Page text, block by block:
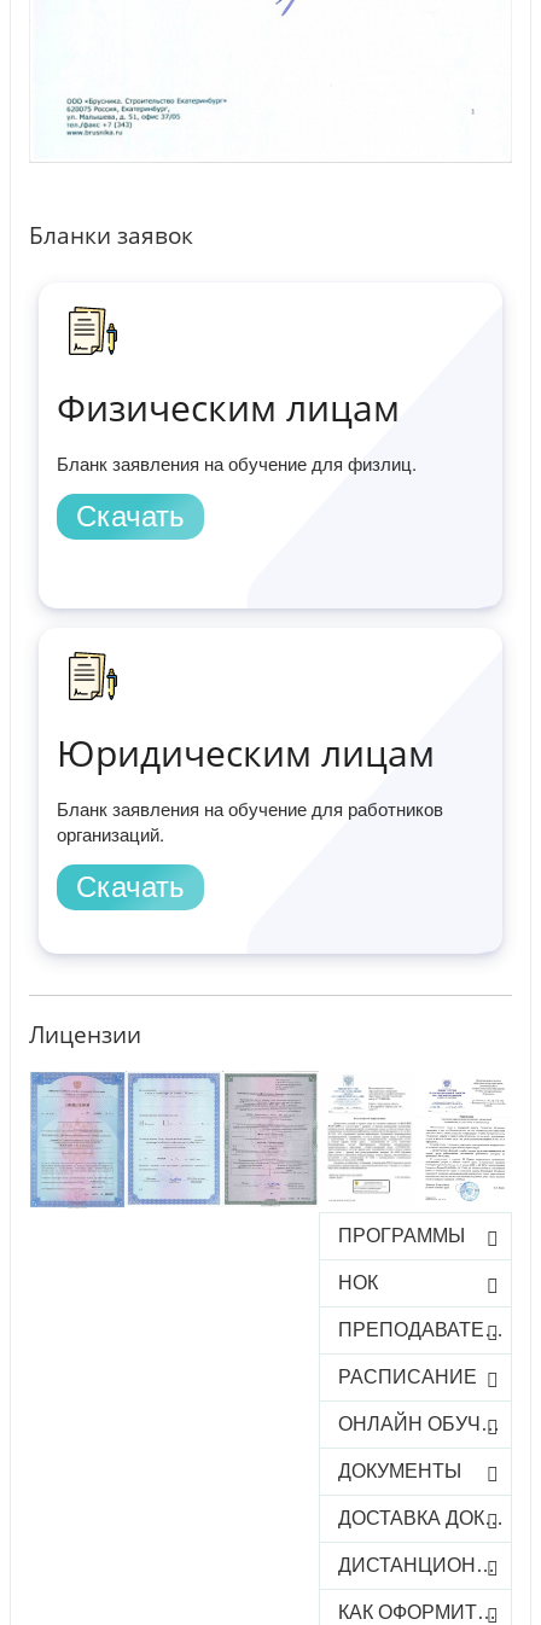
Бланки заявок
Физическим лицам
Бланк заявления на обучение для физлиц.
Скачать
Юридическим лицам
Бланк заявления на обучение для работников
организаций.
Скачать
Лицензии
ПРОГРАММЫ
НОК
ПРЕПОДАВАТЕЛИ
РАСПИСАНИЕ
ОНЛАЙН ОБУЧЕНИЕ
ДОКУМЕНТЫ
ДОСТАВКА ДОКУМЕНТОВ
ДИСТАНЦИОННОЕ ОБУЧЕНИЕ
КАК ОФОРМИТЬ ЗАКАЗ КУРСА